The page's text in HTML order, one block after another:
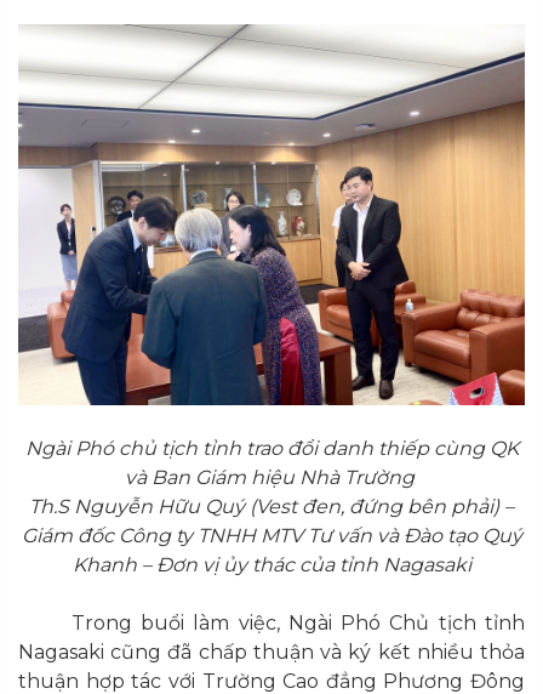
Ngài Phó chủ tịch tỉnh trao đổi danh thiếp cùng QK
và Ban Giám hiệu Nhà Trường
Th.S Nguyễn Hữu Quý (Vest đen, đứng bên phải) –
Giám đốc Công ty TNHH MTV Tư vấn và Đào tạo Quý
Khanh – Đơn vị ủy thác của tỉnh Nagasaki
Trong buổi làm việc, Ngài Phó Chủ tịch tỉnh
Nagasaki cũng đã chấp thuận và ký kết nhiều thỏa
thuận hợp tác với Trường Cao đẳng Phương Đông